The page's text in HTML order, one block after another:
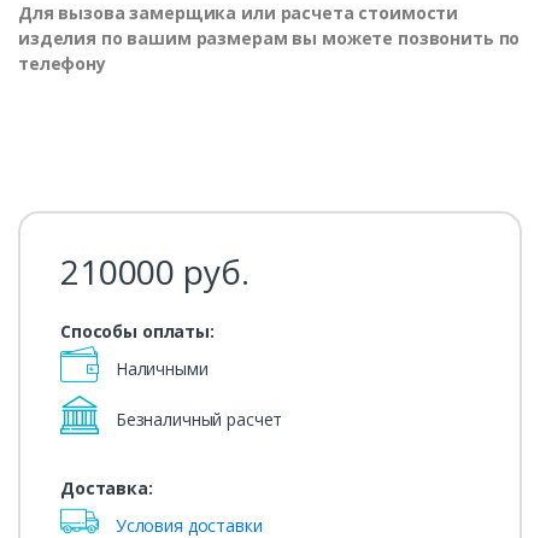
Для вызова замерщика или расчета стоимости
изделия по вашим размерам вы можете позвонить по
телефону
210000 руб.
Способы оплаты:
Наличными
Безналичный расчет
Доставка:
Условия доставки